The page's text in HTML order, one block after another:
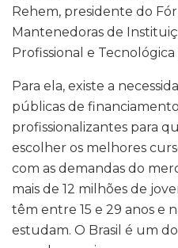
Rehem, presidente do
Mantenedoras de
Profissional e Tecnológica
Para ela, existe a
públicas de
profissionalizantes para
escolher os melhores
com as demandas do
mais de 12 milhões de
têm entre 15 e 29 anos e
estudam. O Brasil é um